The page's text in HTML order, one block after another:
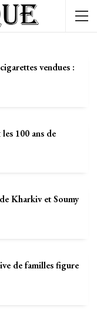
vendues :
100 ans de
Kharkiv et Soumy
de familles figure